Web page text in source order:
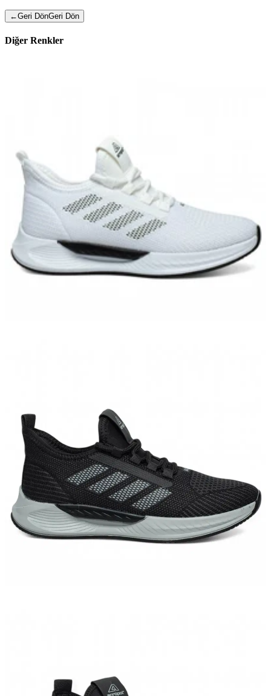
←Geri DönGeri Dön
Diğer Renkler